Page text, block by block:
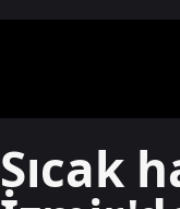
Sıcak